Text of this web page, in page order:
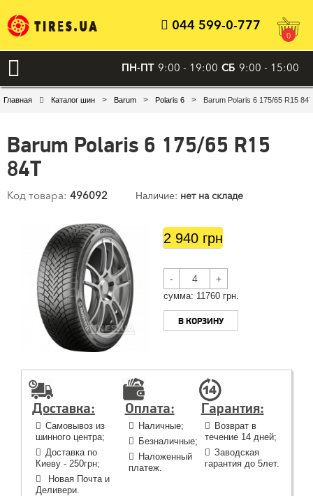
044 599-0-777
0
ПН-ПТ 9:00 - 19:00 СБ 9:00 - 15:00
Главная Каталог шин > Barum > Polaris 6 > Barum Polaris 6 175/65 R15 84T
Barum Polaris 6 175/65 R15
84T
Код товара: 496092 Наличие: нет на складе
2 940 грн
- +
cумма: 11760 грн.
В КОРЗИНУ
Доставка:
Самовывоз из
шинного центра;
Доставка по
Киеву - 250грн;
Новая Почта и
Деливери.
Оплата:
Наличные;
Безналичные;
Наложенный
платеж.
Гарантия:
Возврат в
течение 14 дней;
Заводская
гарантия до 5лет.